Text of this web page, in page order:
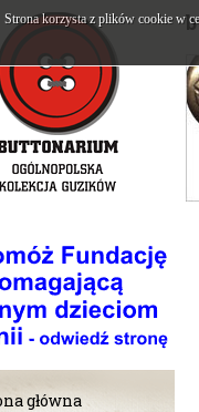
główna
Strona korzysta z plików cookie w